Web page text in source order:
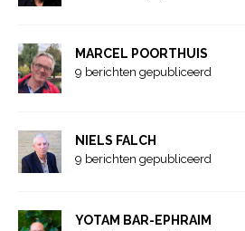
MARCEL POORTHUIS
9 berichten gepubliceerd
NIELS FALCH
9 berichten gepubliceerd
YOTAM BAR-EPHRAIM